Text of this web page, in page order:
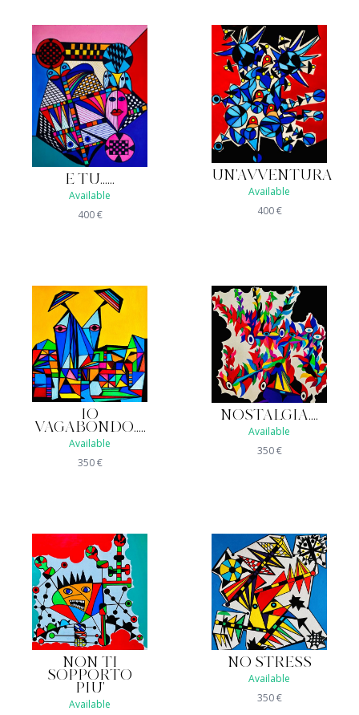
E TU......
Available
400€
UN'AVVENTURA
Available
400€
IO
VAGABONDO.....
Available
350€
NOSTALGIA....
Available
350€
NON TI
SOPPORTO
PIU'
Available
NO STRESS
Available
350€